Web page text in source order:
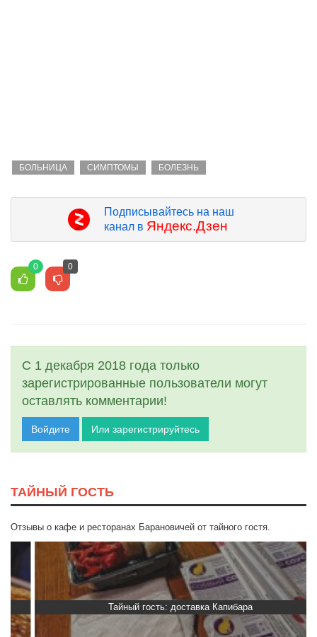
БОЛЬНИЦА СИМПТОМЫ БОЛЕЗНЬ
Подписывайтесь на наш
канал в Яндекс.Дзен
0 0
С 1 декабря 2018 года только
зарегистрированные пользователи могут
оставлять комментарии!
Войдите Или зарегистрируйтесь
ТАЙНЫЙ ГОСТЬ
Отзывы о кафе и ресторанах Барановичей от тайного гостя.
Тайный гость: доставка Капибара